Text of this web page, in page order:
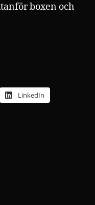
boxen och
LinkedIn